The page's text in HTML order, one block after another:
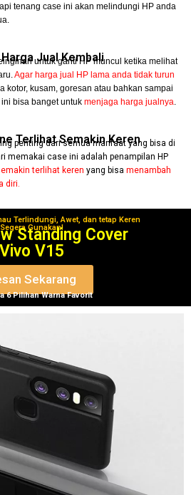
tenang case ini akan melindungi HP anda
Jual Kembali
untuk ganti HP muncul ketika melihat
Agar harga jual HP lama anda tidak turun
kotor, kusam, goresan atau bahkan sampai
ini bisa banget untukmenjaga harga jualnya.
Terlihat Semakin Keren
penting dari semua manfaat yang bisa di
memakai case ini adalah penampilan HP
terlihat keren yang bisamenambah
diri.
Terlindungi, Awet, dan tetap Keren
Segera Gunakan!
Standing Cover
Vivo V15
Sekarang
6 Pilihan Warna Favorit